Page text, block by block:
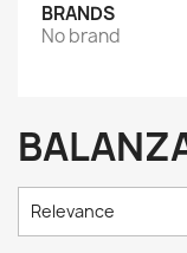
BRANDS
No brand
Relevance